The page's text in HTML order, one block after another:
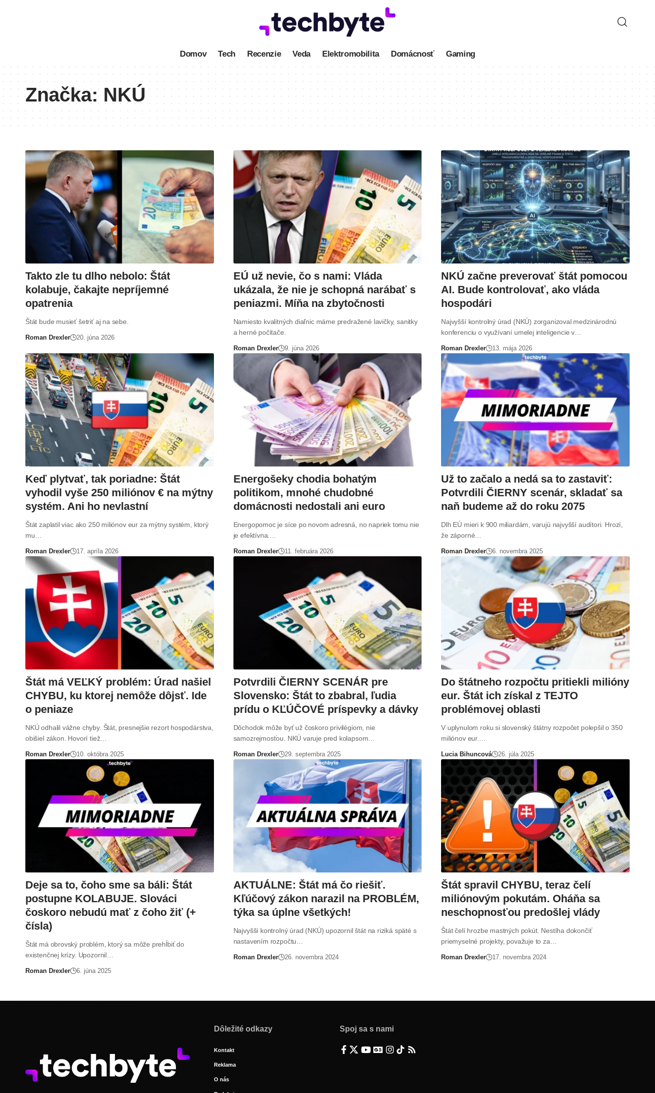
Domov Tech Recenzie Veda Elektromobilita Domácnosť Gaming
Značka: NKÚ
Takto zle tu dlho nebolo: Štát
kolabuje, čakajte nepríjemné
opatrenia
Štát bude musieť šetriť aj na sebe.
Roman Drexler 20. júna 2026
EÚ už nevie, čo s nami: Vláda
ukázala, že nie je schopná narábať s
peniazmi. Míňa na zbytočnosti
Namiesto kvalitných diaľnic máme predražené lavičky, sanitky
a herné počítače.
Roman Drexler 9. júna 2026
NKÚ začne preverovať štát pomocou
AI. Bude kontrolovať, ako vláda
hospodári
Najvyšší kontrolný úrad (NKÚ) zorganizoval medzinárodnú
konferenciu o využívaní umelej inteligencie v…
Roman Drexler 13. mája 2026
Keď plytvať, tak poriadne: Štát
vyhodil vyše 250 miliónov € na mýtny
systém. Ani ho nevlastní
Štát zaplatil viac ako 250 miliónov eur za mýtny systém, ktorý
mu…
Roman Drexler 17. apríla 2026
Energošeky chodia bohatým
politikom, mnohé chudobné
domácnosti nedostali ani euro
Energopomoc je síce po novom adresná, no napriek tomu nie
je efektívna.…
Roman Drexler 11. februára 2026
Už to začalo a nedá sa to zastaviť:
Potvrdili ČIERNY scenár, skladať sa
naň budeme až do roku 2075
Dlh EÚ mieri k 900 miliardám, varujú najvyšší audítori. Hrozí,
že záporné…
Roman Drexler 6. novembra 2025
Štát má VEĽKÝ problém: Úrad našiel
CHYBU, ku ktorej nemôže dôjsť. Ide
o peniaze
NKÚ odhalil vážne chyby. Štát, presnejšie rezort hospodárstva,
obišiel zákon. Hovorí tiež…
Roman Drexler 10. októbra 2025
Potvrdili ČIERNY SCENÁR pre
Slovensko: Štát to zbabral, ľudia
prídu o KĽÚČOVÉ príspevky a dávky
Dôchodok môže byť už čoskoro privilégiom, nie
samozrejmosťou. NKÚ varuje pred kolapsom…
Roman Drexler 29. septembra 2025
Do štátneho rozpočtu pritiekli milióny
eur. Štát ich získal z TEJTO
problémovej oblasti
V uplynulom roku si slovenský štátny rozpočet polepšil o 350
miliónov eur.…
Lucia Bihuncová 26. júla 2025
Deje sa to, čoho sme sa báli: Štát
postupne KOLABUJE. Slováci
čoskoro nebudú mať z čoho žiť (+
čísla)
Štát má obrovský problém, ktorý sa môže prehĺbiť do
existenčnej krízy. Upozornil…
Roman Drexler 6. júna 2025
AKTUÁLNE: Štát má čo riešiť.
Kľúčový zákon narazil na PROBLÉM,
týka sa úplne všetkých!
Najvyšší kontrolný úrad (NKÚ) upozornil štát na riziká späté s
nastavením rozpočtu…
Roman Drexler 26. novembra 2024
Štát spravil CHYBU, teraz čelí
miliónovým pokutám. Oháňa sa
neschopnosťou predošlej vlády
Štát čelí hrozbe mastných pokút. Nestíha dokončiť
priemyselné projekty, považuje to za…
Roman Drexler 17. novembra 2024
Dôležité odkazy
Kontakt
Reklama
O nás
Spoj sa s nami